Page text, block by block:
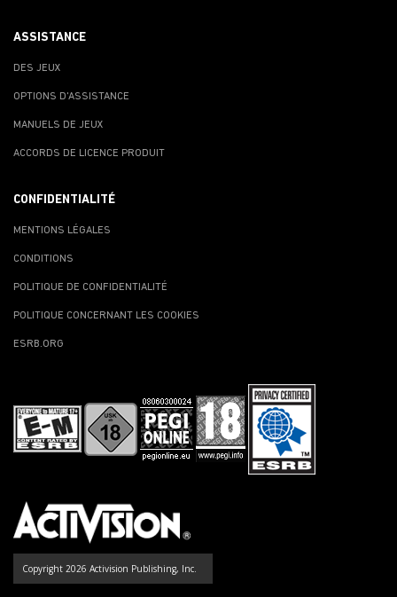
ASSISTANCE
DES JEUX
OPTIONS D'ASSISTANCE
MANUELS DE JEUX
ACCORDS DE LICENCE PRODUIT
CONFIDENTIALITÉ
MENTIONS LÉGALES
CONDITIONS
POLITIQUE DE CONFIDENTIALITÉ
POLITIQUE CONCERNANT LES COOKIES
ESRB.ORG
Copyright 2026 Activision Publishing, Inc.